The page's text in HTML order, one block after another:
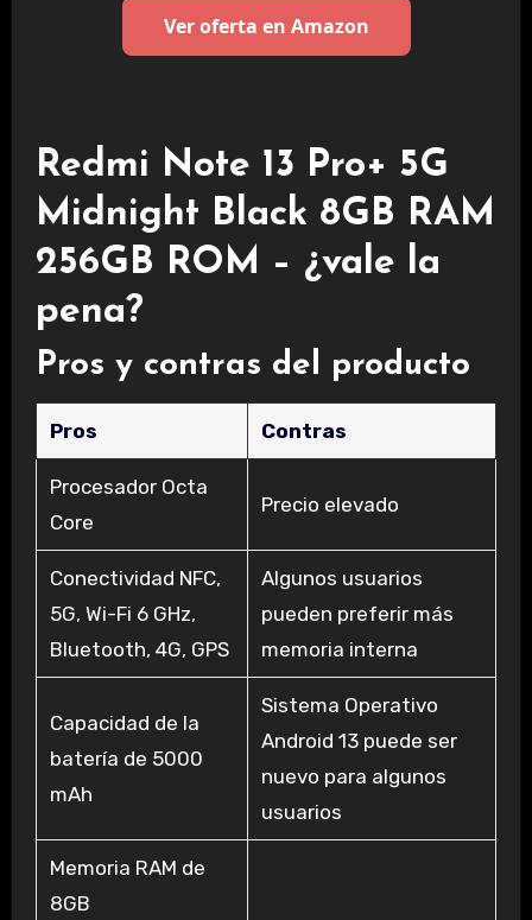
Ver oferta en Amazon
Redmi Note 13 Pro+ 5G
Midnight Black 8GB RAM
256GB ROM – ¿vale la
pena?
Pros y contras del producto
Pros Contras
Procesador Octa
Core
Precio elevado
Conectividad NFC,
5G, Wi-Fi 6 GHz,
Bluetooth, 4G, GPS
Algunos usuarios
pueden preferir más
memoria interna
Capacidad de la
batería de 5000
mAh
Sistema Operativo
Android 13 puede ser
nuevo para algunos
usuarios
Memoria RAM de
8GB